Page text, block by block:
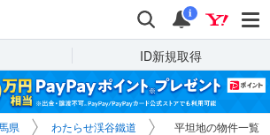
検索 通知
i
ID新規取得
県 わたらせ渓谷鐵道 平坦地の物件一覧